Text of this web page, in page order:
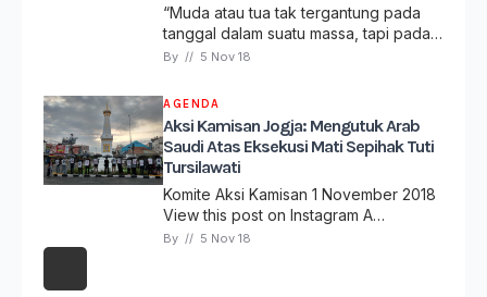
“Muda atau tua tak tergantung pada
tanggal dalam suatu massa, tapi pada…
By // 5 Nov 18
AGENDA
Aksi Kamisan Jogja: Mengutuk Arab
Saudi Atas Eksekusi Mati Sepihak Tuti
Tursilawati
Komite Aksi Kamisan 1 November 2018
View this post on Instagram A…
By // 5 Nov 18